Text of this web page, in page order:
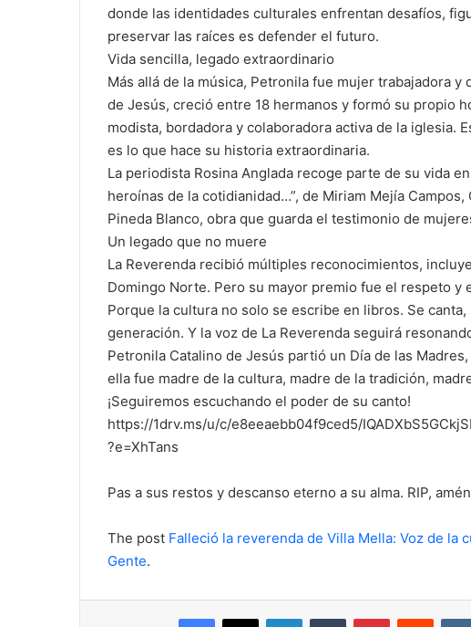
donde las identidades culturales enfrentan desafíos,
preservar las raíces es defender el futuro.
Vida sencilla, legado extraordinario
Más allá de la música, Petronila fue mujer trabajadora
de Jesús, creció entre 18 hermanos y formó su propio
modista, bordadora y colaboradora activa de la iglesia.
es lo que hace su historia extraordinaria.
La periodista Rosina Anglada recoge parte de su vida
heroínas de la cotidianidad…”, de Miriam Mejía
Pineda Blanco, obra que guarda el testimonio de
Un legado que no muere
La Reverenda recibió múltiples reconocimientos,
Domingo Norte. Pero su mayor premio fue el respeto y
Porque la cultura no solo se escribe en libros. Se
generación. Y la voz de La Reverenda seguirá
Petronila Catalino de Jesús partió un Día de las
ella fue madre de la cultura, madre de la tradición,
¡Seguiremos escuchando el poder de su canto!
https://1drv.ms/u/c/e8eeaebb04f9ced5/
?e=XhTans
Pas a sus restos y descanso eterno a su alma. RIP,
The post Falleció la reverenda de Villa Mella: Voz de la
Gente.
Facebook
X LinkedInTumblr PinterestReddit